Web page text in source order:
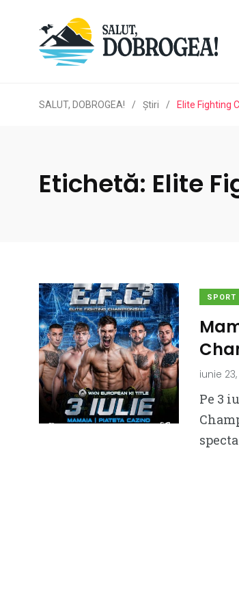
SALUT, DOBROGEA! / Ştiri / Elite Fighting
Etichetă: Elite
SPORT
iunie
Pe 3